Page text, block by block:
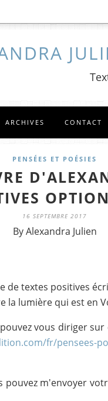
ARCHIVES CONTACT
PENSÉES ET POÉSIES
16 SEPTEMBRE 2017
By Alexandra Julien
de textes positives
la lumière qui est en
vous diriger
fr/pensees-
pouvez m'envoyer